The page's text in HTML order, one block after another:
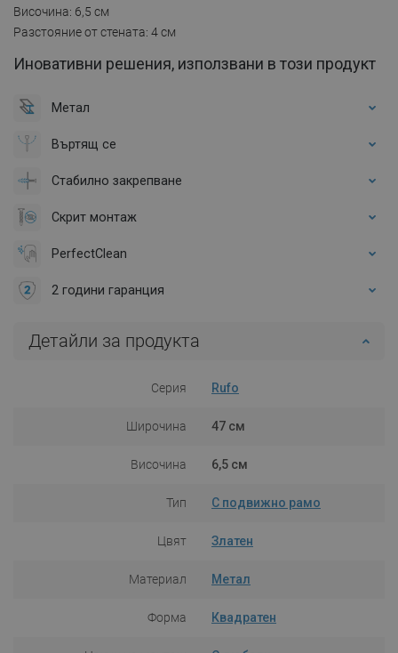
Височина: 6,5 см
Разстояние от стената: 4 см
Иновативни решения, използвани в този продукт
Метал
Въртящ се
Стабилно закрепване
Скрит монтаж
PerfectClean
2 години гаранция
Детайли за продукта
Серия Rufo
Широчина 47 см
Височина 6,5 см
Тип С подвижно рамо
Цвят Златен
Материал Метал
Форма Квадратен